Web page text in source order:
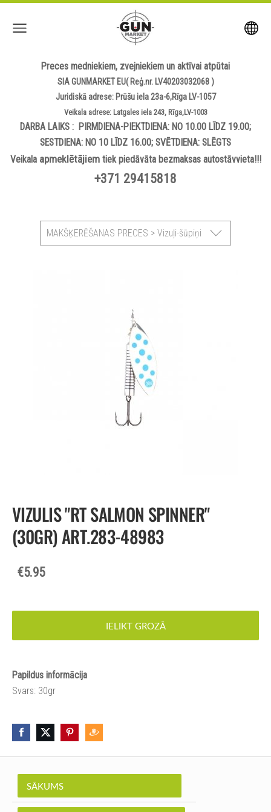
Preces medniekiem, zvejniekiem un aktīvai atpūtai
SIA GUNMARKET EU( Reģ.nr. LV40203032068 )
Juridiskā adrese: Prūšu iela 23a-6,Rīga LV-1057
Veikala adrese: Latgales iela 243, Rīga,LV-1003
DARBA LAIKS : PIRMDIENA-PIEKTDIENA: NO 10.00 LĪDZ 19.00;
SESTDIENA: NO 10 LĪDZ 16.00; SVĒTDIENA: SLĒGTS
Veikala apmeklētājiemtiek piedāvāta bezmaksas autostāvvieta!!!
+371 29415818
MAKŠĶERĒŠANAS PRECES > Vizuļi-šūpiņi
SĀKUMS
VIZULIS "RT SALMON SPINNER"
(30GR) ART.283-48983
€5.95
IELIKT GROZĀ
Papildus informācija
Svars: 30gr